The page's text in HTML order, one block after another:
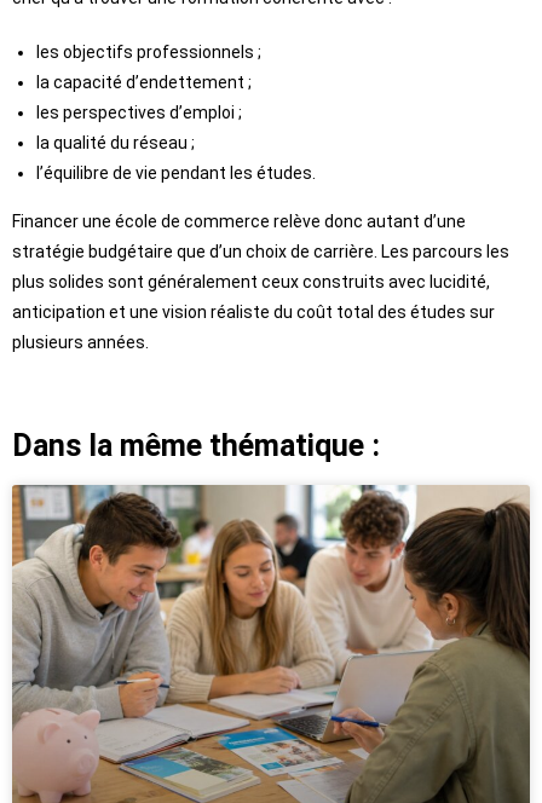
les objectifs professionnels ;
la capacité d’endettement ;
les perspectives d’emploi ;
la qualité du réseau ;
l’équilibre de vie pendant les études.
Financer une école de commerce relève donc autant d’une
stratégie budgétaire que d’un choix de carrière. Les parcours les
plus solides sont généralement ceux construits avec lucidité,
anticipation et une vision réaliste du coût total des études sur
plusieurs années.
Dans la même thématique :